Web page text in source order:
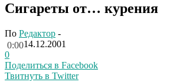
Сигареты от… курения
По Редактор -
14.12.2001
0:00
0
Поделиться в Facebook
Твитнуть в Twitter